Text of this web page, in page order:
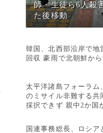
師・生徒ら6人殺
た後移動
韓国、北西部沿岸で地
回収 豪雨で北朝鮮か
太平洋諸島フォーラム
のミサイル非難する共
採択できず 親中2か国
国連事務総長、ロシア